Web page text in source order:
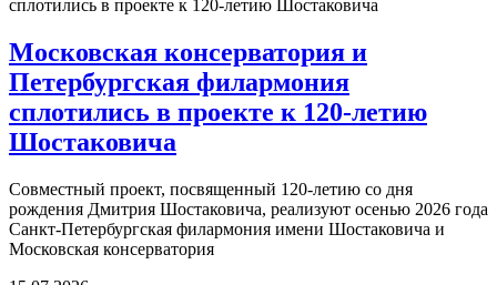
Московская консерватория и
Петербургская филармония
сплотились в проекте к 120-летию
Шостаковича
Совместный проект, посвященный 120-летию со дня
рождения Дмитрия Шостаковича, реализуют осенью 2026 года
Санкт-Петербургская филармония имени Шостаковича и
Московская консерватория